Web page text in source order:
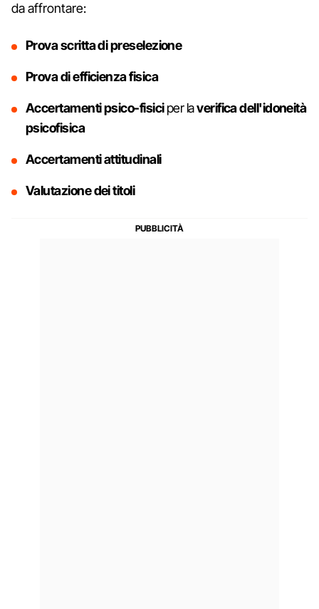
da affrontare:
Prova scritta di preselezione
Prova di efficienza fisica
Accertamenti psico-fisiciper laverifica dell'idoneità
psicofisica
Accertamenti attitudinali
Valutazione dei titoli